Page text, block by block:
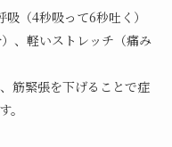
吸（4秒吸って6秒吐く）
、軽いストレッチ（痛み
筋緊張を下げることで症
。